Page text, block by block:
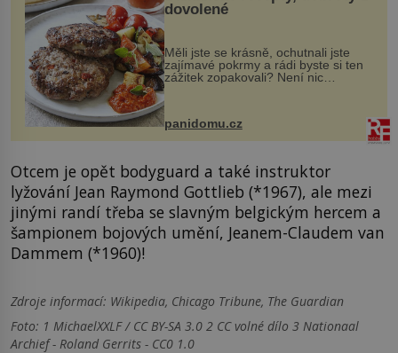
dovolené
Měli jste se krásně, ochutnali jste
zajímavé pokrmy a rádi byste si ten
zážitek zopakovali? Není nic
snazšího. Pljeskavica (10 porcí)
Možná jste ji ochutnali na dovolené v
bývalé Jugoslávii, lze ji vi...
panidomu.cz
Otcem je opět bodyguard a také instruktor
lyžování Jean Raymond Gottlieb (*1967), ale mezi
jinými randí třeba se slavným belgickým hercem a
šampionem bojových umění, Jeanem-Claudem van
Dammem (*1960)!
Zdroje informací: Wikipedia, Chicago Tribune, The Guardian
Foto: 1 MichaelXXLF / CC BY-SA 3.0 2 CC volné dílo 3 Nationaal
Archief - Roland Gerrits - CC0 1.0